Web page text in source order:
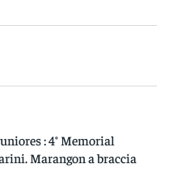
: 4° Memorial
Marangon a braccia